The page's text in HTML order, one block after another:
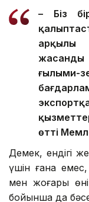
– Біз
арқылы
ғылыми-
өтті
Демек, ендігі
үшін ғана
мен жоғары
бойынша да